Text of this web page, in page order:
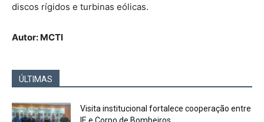
discos rígidos e turbinas eólicas.
Autor: MCTI
ÚLTIMAS
Visita institucional fortalece cooperação entre